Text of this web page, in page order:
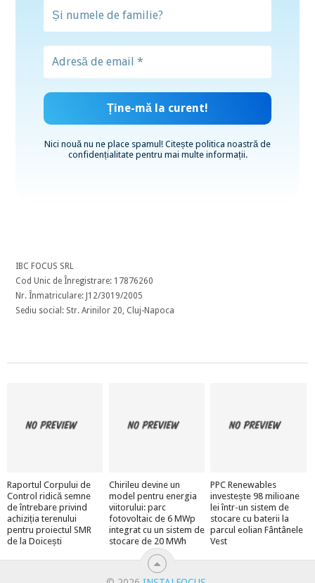
Nici nouă nu ne place spamul! Citește politica noastră de
confidențialitatepentru mai multe informații.
IBC FOCUS SRL
Cod Unic de Înregistrare: 17876260
Nr. Înmatriculare: J12/3019/2005
Sediu social: Str. Arinilor 20, Cluj-Napoca
Raportul Corpului de
Control ridică semne
de întrebare privind
achiziția terenului
pentru proiectul SMR
de la Doicești
Chirileu devine un
model pentru energia
viitorului: parc
fotovoltaic de 6 MWp
integrat cu un sistem de
stocare de 20 MWh
PPC Renewables
investește 98 milioane
lei într-un sistem de
stocare cu baterii la
parcul eolian Fântânele
Vest